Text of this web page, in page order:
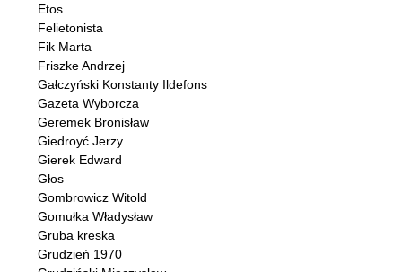
Etos
Felietonista
Fik Marta
Friszke Andrzej
Gałczyński Konstanty Ildefons
Gazeta Wyborcza
Geremek Bronisław
Giedroyć Jerzy
Gierek Edward
Głos
Gombrowicz Witold
Gomułka Władysław
Gruba kreska
Grudzień 1970